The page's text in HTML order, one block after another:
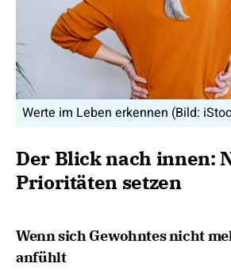
Werte im Leben erkennen (Bild:
Der Blick nach innen:
Prioritäten setzen
Wenn sich Gewohntes nicht
anfühlt